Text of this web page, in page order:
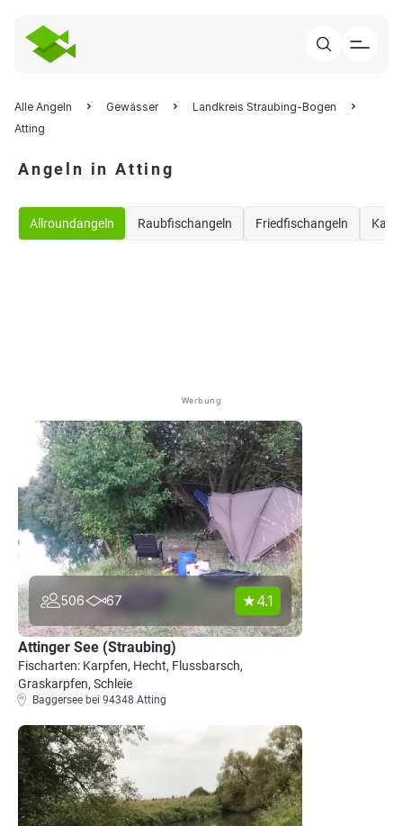
Alle Angeln Gewässer
Landkreis Straubing-Bogen
Atting
Angeln in Atting
Allroundangeln Raubfischangeln Friedfischangeln
Werbung
506 67 4.1
Attinger See (Straubing)
Fischarten: Karpfen, Hecht, Flussbarsch,
Graskarpfen, Schleie
Baggersee bei 94348 Atting